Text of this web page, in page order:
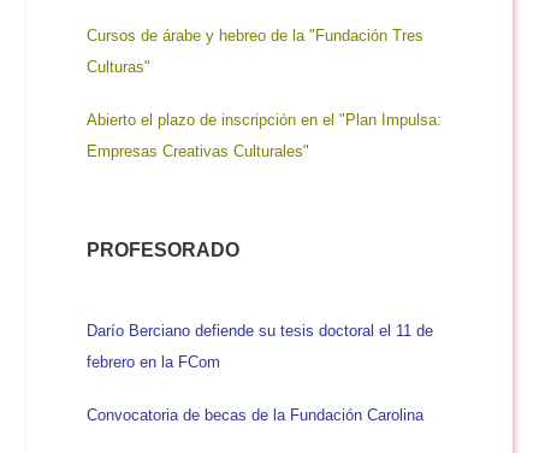
Cursos de árabe y hebreo de la "Fundación Tres
Culturas"
Abierto el plazo de inscripción en el "Plan Impulsa:
Empresas Creativas Culturales"
PROFESORADO
Darío Berciano defiende su tesis doctoral el 11 de
febrero en la FCom
Convocatoria de becas de la Fundación Carolina